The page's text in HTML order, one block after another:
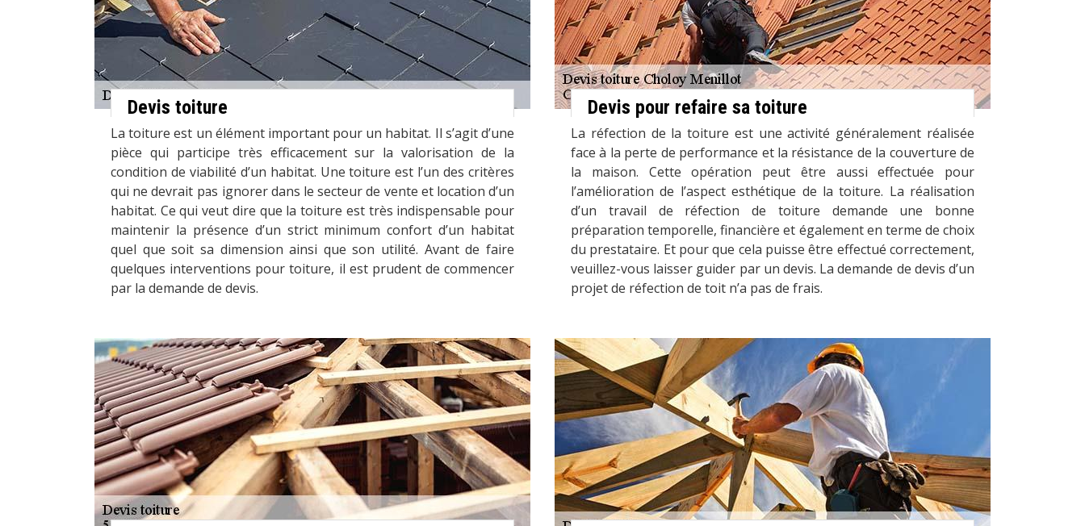
Devis toiture
La toiture est un élément important pour un habitat. Il s’agit d’une
pièce qui participe très efficacement sur la valorisation de la
condition de viabilité d’un habitat. Une toiture est l’un des critères
qui ne devrait pas ignorer dans le secteur de vente et location d’un
habitat. Ce qui veut dire que la toiture est très indispensable pour
maintenir la présence d’un strict minimum confort d’un habitat
quel que soit sa dimension ainsi que son utilité. Avant de faire
quelques interventions pour toiture, il est prudent de commencer
par la demande de devis.
Devis pour refaire sa toiture
La réfection de la toiture est une activité généralement réalisée
face à la perte de performance et la résistance de la couverture de
la maison. Cette opération peut être aussi effectuée pour
l’amélioration de l’aspect esthétique de la toiture. La réalisation
d’un travail de réfection de toiture demande une bonne
préparation temporelle, financière et également en terme de choix
du prestataire. Et pour que cela puisse être effectué correctement,
veuillez-vous laisser guider par un devis. La demande de devis d’un
projet de réfection de toit n’a pas de frais.